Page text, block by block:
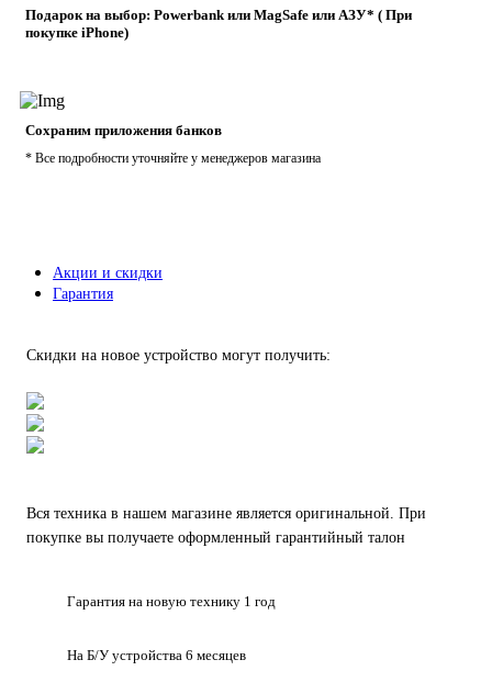
Подарок на выбор: Powerbank или MagSafe или AЗУ* ( При
покупке iPhone)
Сохраним приложения банков
* Все подробности уточняйте у менеджеров магазина
Акции и скидки
Гарантия
Скидки на новое устройство могут получить:
Вся техника в нашем магазине является оригинальной. При
покупке вы получаете оформленный гарантийный талон
Гарантия на новую технику 1 год
На Б/У устройства 6 месяцев